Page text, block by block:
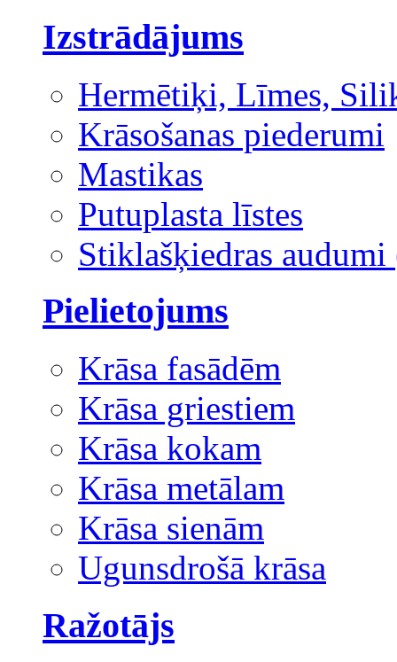
Izstrādājums
Hermētiķi, Līmes,
Krāsošanas piederumi
Mastikas
Putuplasta līstes
Stiklašķiedras audumi
Pielietojums
Krāsa fasādēm
Krāsa griestiem
Krāsa kokam
Krāsa metālam
Krāsa sienām
Ugunsdrošā krāsa
Ražotājs